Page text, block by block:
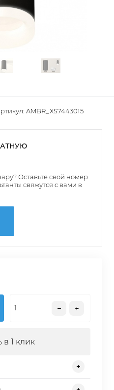
AMBR_XS7443015
Оставьте свой номер
свяжутся с вами в
в 1 клик